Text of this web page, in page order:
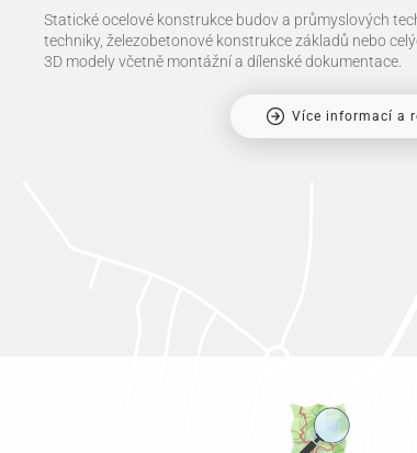
Statické ocelové konstrukce budov a průmyslových
techniky, železobetonové konstrukce základů nebo
3D modely včetně montážní a dílenské dokumentace.
Více informací a